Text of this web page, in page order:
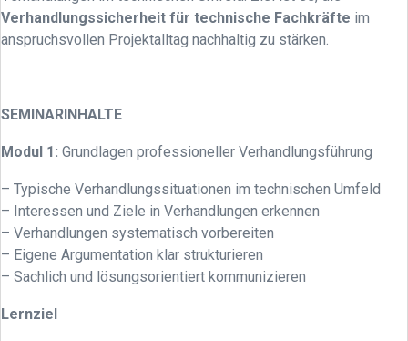
Verhandlungssicherheit für technische Fachkräfte im
anspruchsvollen Projektalltag nachhaltig zu stärken.
SEMINARINHALTE
Modul 1: Grundlagen professioneller Verhandlungsführung
– Typische Verhandlungssituationen im technischen Umfeld
– Interessen und Ziele in Verhandlungen erkennen
– Verhandlungen systematisch vorbereiten
– Eigene Argumentation klar strukturieren
– Sachlich und lösungsorientiert kommunizieren
Lernziel